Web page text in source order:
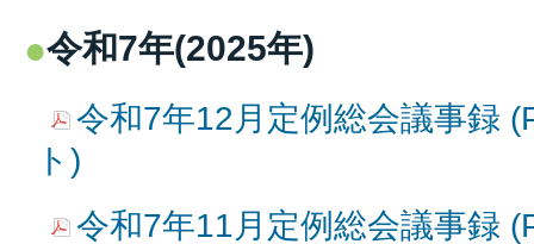
令和7年(2025年)
令和7年12月定例総会議事録
ト)
令和7年11月定例総会議事録